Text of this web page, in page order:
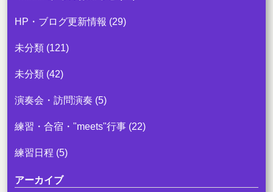
HP・ブログ更新情報 (29)
未分類 (121)
未分類 (42)
演奏会・訪問演奏 (5)
練習・合宿・"meets"行事 (22)
練習日程 (5)
アーカイブ